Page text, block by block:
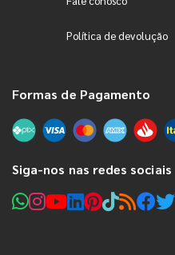
Política de devolução
Formas de Pagamento
Siga-nos nas redes sociais